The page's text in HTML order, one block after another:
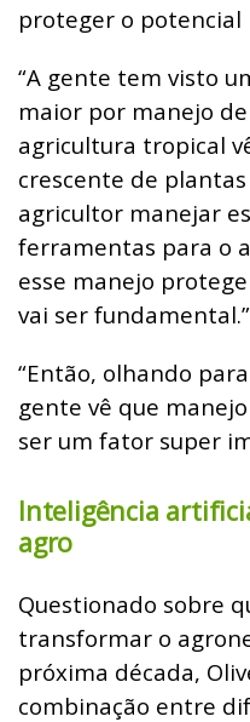
proteger o potencial
“A gente tem visto
maior por manejo
agricultura tropical
crescente de
agricultor manejar
ferramentas para o
esse manejo
vai ser fundamental.”
“Então, olhando
gente vê que
ser um fator super
Inteligência
agro
Questionado sobre
transformar o
próxima década,
combinação entre